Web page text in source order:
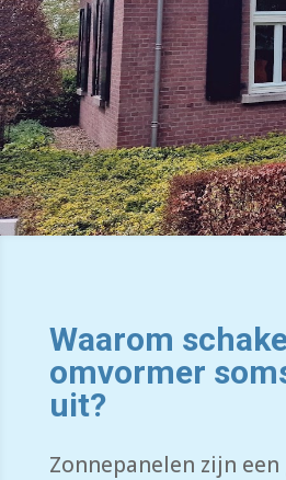
Waarom
omvormer
uit?
Zonnepanelen zijn